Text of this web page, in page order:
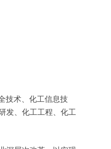
技术、化工信息技
发、化工工程、化工